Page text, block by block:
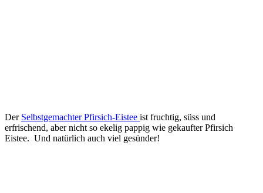
Der Selbstgemachter Pfirsich-Eistee ist fruchtig, süss und
erfrischend, aber nicht so ekelig pappig wie gekaufter Pfirsich
Eistee. Und natürlich auch viel gesünder!